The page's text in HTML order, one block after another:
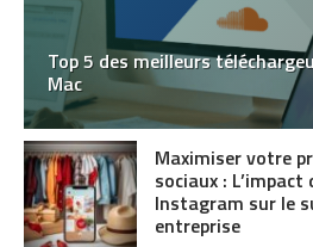
Top 5 des meilleurs
Mac
Maximiser votre
sociaux :
Instagram sur le
entreprise